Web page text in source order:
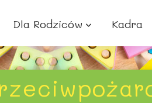
Dla Rodziców Kadra